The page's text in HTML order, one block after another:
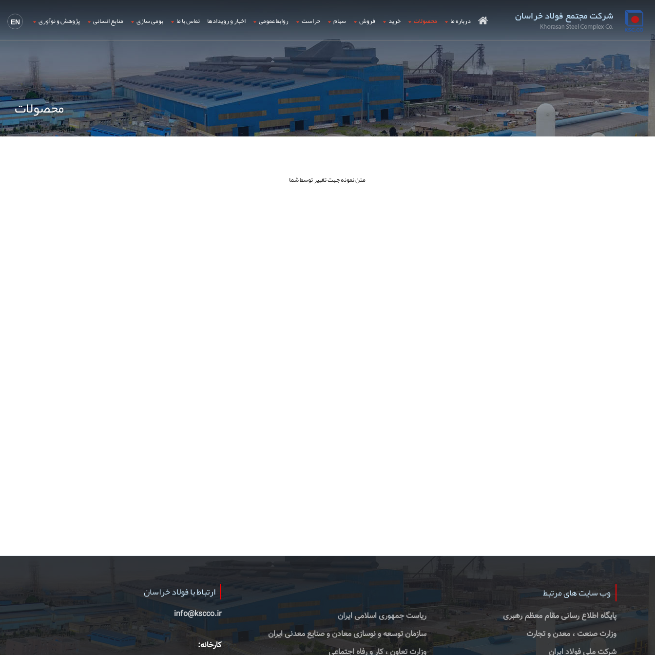
EN درباره ما محصولات خرید فروش سهام حراست روابط عمومی اخبار و رویدادها تماس با ما بومی سازی منابع انسانی پژوهش و نوآوری
محصولات
متن نمونه جهت تغییر توسط شما
ارتباط با فولاد خراسان
info@kscco.ir
کارخانه:
وب سایت های مرتبط
پایگاه اطلاع رسانی مقام معظم رهبری
ریاست جمهوری اسلامی ایران
وزارت صنعت ، معدن و تجارت
سازمان توسعه و نوسازی معادن و صنایع معدنی ایران
شرکت ملی فولاد ایران
وزارت تعاون ، کار و رفاه اجتماعی